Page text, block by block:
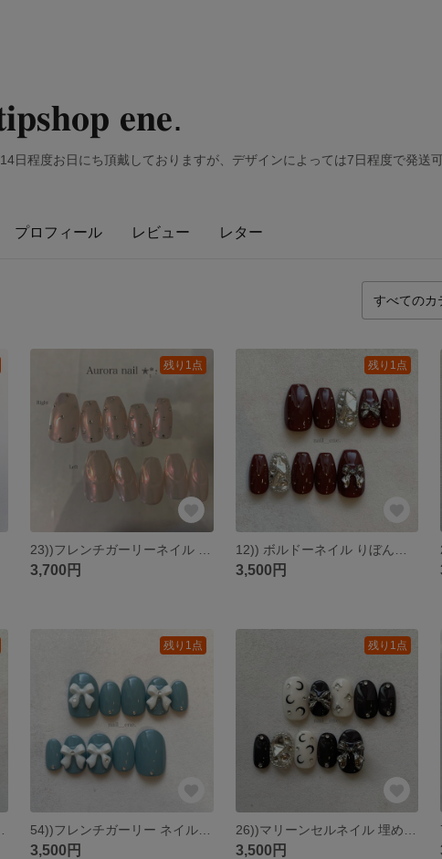
𝐞𝐧𝐞.
日程度お日にち頂戴しておりますが、デザインによっては7日程度で発送
プロフィール レビュー レター
残り1点
3,700円
残り1点
3,500円
残り1点
54))フレンチガーリー ネイルチップ リボンネイル くすみブルー ニュアンスカラー 淡色ネイル ワンカラー ラブリー シンプル ワンホン 韓国風 y2k バレエコア シズニルック シンプル 匿名配送
3,500円
残り1点
3,500円